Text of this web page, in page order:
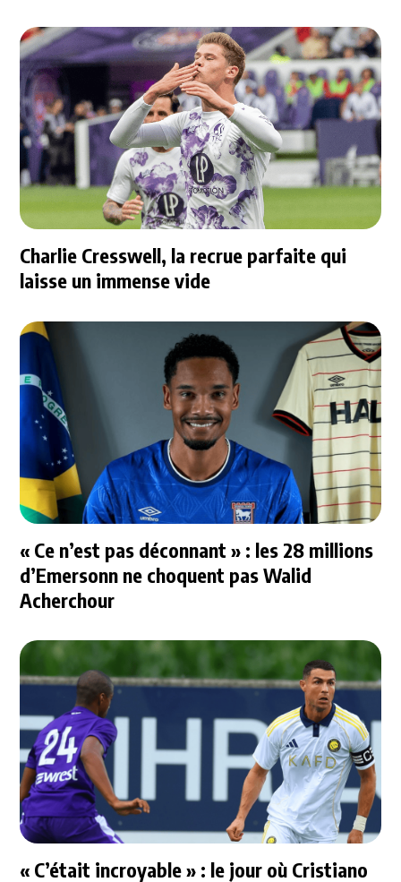
Charlie Cresswell, la recrue parfaite qui
laisse un immense vide
« Ce n’est pas déconnant » : les 28 millions
d’Emersonn ne choquent pas Walid
Acherchour
« C’était incroyable » : le jour où Cristiano